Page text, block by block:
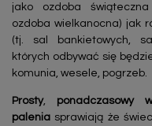
jako ozdoba świąteczna
ozdoba wielkanocna) jak
(tj. sal bankietowych,
których odbywać się
komunia, wesele, pogrzeb.
Prosty, ponadczasowy
palenia sprawiają że